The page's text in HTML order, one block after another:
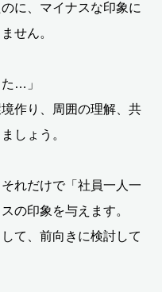
に、マイナスな印象に
せん。
…」
作り、周囲の理解、共
しょう。
れだけで「社員一人一
の印象を与えます。
て、前向きに検討して